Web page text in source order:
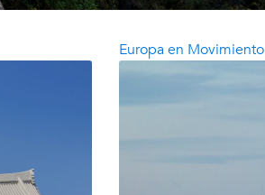
Europa en Movimiento